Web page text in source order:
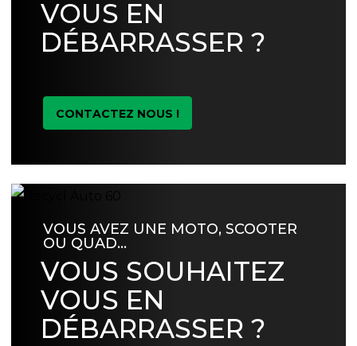
VOUS EN
DÉBARRASSER ?
CONTACTEZ NOUS !
VOUS AVEZ UNE MOTO, SCOOTER
OU QUAD…
VOUS SOUHAITEZ
VOUS EN
DÉBARRASSER ?